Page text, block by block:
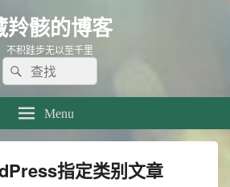
羚骸的博客
不积跬步无以至千里
Search
for:
Search
Menu
指定类别文章